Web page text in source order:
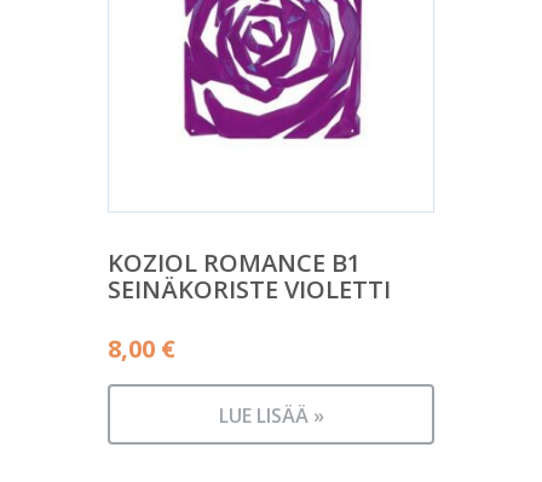
KOZIOL ROMANCE B1
SEINÄKORISTE VIOLETTI
8,00 €
LUE LISÄÄ »